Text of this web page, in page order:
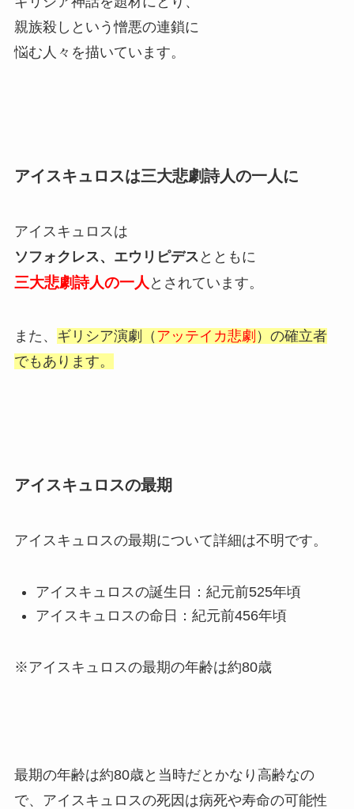
親族殺しという憎悪の連鎖に
悩む人々を描いています。
アイスキュロスは三大悲劇詩人の一人に
アイスキュロスは
ソフォクレス、エウリピデス とともに
三大悲劇詩人の一人 とされています。
また、 ギリシア演劇（ アッテイカ悲劇 ） の確立者
でもあります。
アイスキュロスの最期
アイスキュロスの最期について詳細は不明です。
アイスキュロスの誕生日：紀元前525年頃
アイスキュロスの命日：紀元前456年頃
※アイスキュロスの最期の年齢は約80歳
最期の年齢は約80歳と当時だとかなり高齢なの
で、アイスキュロスの死因は病死や寿命の可能性